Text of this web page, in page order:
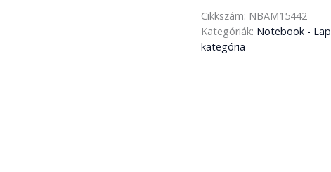
Cikkszám: NBAM15442
Kategóriák: Notebook -
kategória